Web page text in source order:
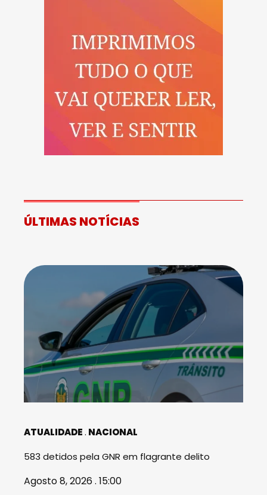
ÚLTIMAS NOTÍCIAS
ATUALIDADE NACIONAL
583 detidos pela GNR em flagrante delito
Agosto 8, 2026 . 15:00